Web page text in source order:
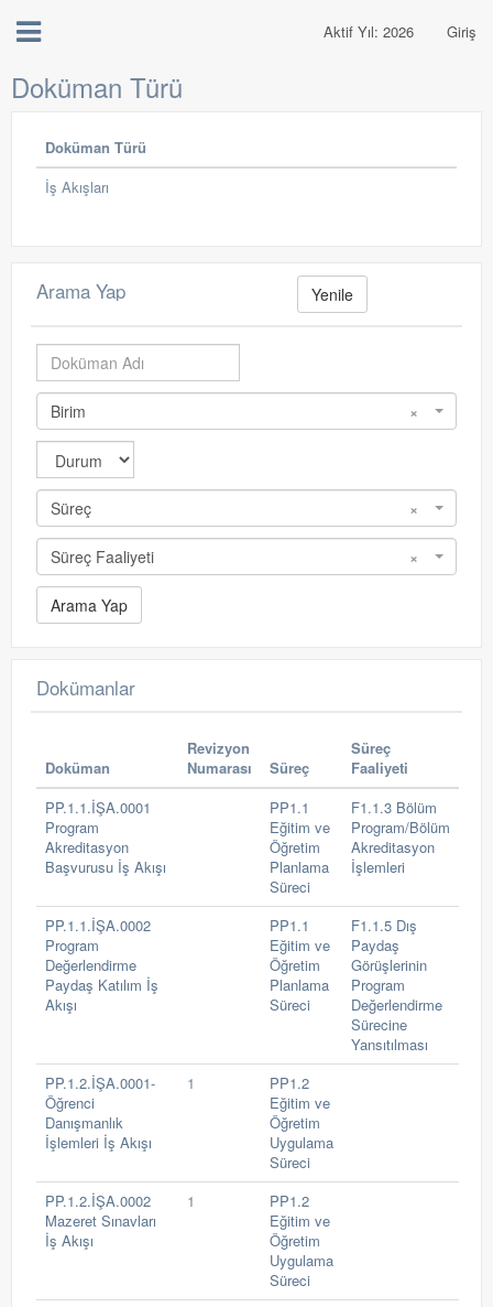
Giriş
Aktif Yıl: 2026
Doküman Türü
Doküman Türü
İş Akışları
Arama Yap Yenile
×
Birim
×
Süreç
×
Süreç Faaliyeti
Dokümanlar
Doküman
Revizyon
Numarası
Süreç
Süreç
Faaliyeti
PP.1.1.İŞA.0001
Program
Akreditasyon
Başvurusu İş Akışı
PP1.1
Eğitim ve
Öğretim
Planlama
Süreci
F1.1.3 Bölüm
Program/Bölüm
Akreditasyon
İşlemleri
PP.1.1.İŞA.0002
Program
Değerlendirme
Paydaş Katılım İş
Akışı
PP1.1
Eğitim ve
Öğretim
Planlama
Süreci
F1.1.5 Dış
Paydaş
Görüşlerinin
Program
Değerlendirme
Sürecine
Yansıtılması
PP.1.2.İŞA.0001-
Öğrenci
Danışmanlık
İşlemleri İş Akışı
1
PP1.2
Eğitim ve
Öğretim
Uygulama
Süreci
PP.1.2.İŞA.0002
Mazeret Sınavları
İş Akışı
1
PP1.2
Eğitim ve
Öğretim
Uygulama
Süreci